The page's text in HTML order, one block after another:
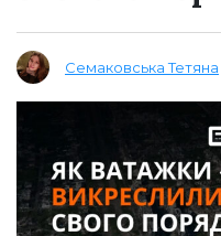
Семаковська Тетяна